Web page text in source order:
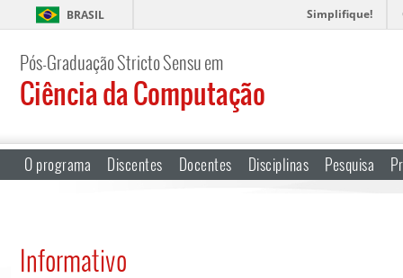
BRASIL Simplifique!
Pós-Graduação Stricto Sensu em
Ciência da Computação
O programa Discentes Docentes Disciplinas Pesquisa
Informativo